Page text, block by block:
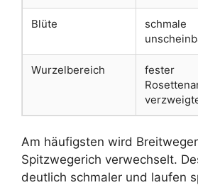
Blüte
schmale
Wurzelbereich
fester
Am häufigsten wird
Spitzwegerich verwechselt.
deutlich schmaler und laufen